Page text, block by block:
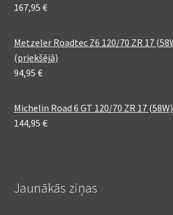
167,95 €
Metzeler Roadtec Z6 120/70 ZR 17
(priekšējā)
94,95 €
Michelin Road 6 GT 120/70 ZR 17
144,95 €
Jaunākās ziņas